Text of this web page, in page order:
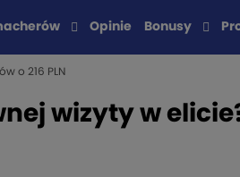
Opinie Bonusy
o 216 PLN
wizyty w